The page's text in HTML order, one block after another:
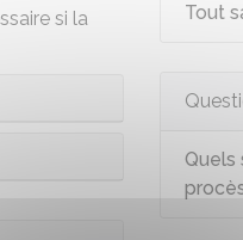
si la
Tout
Quels